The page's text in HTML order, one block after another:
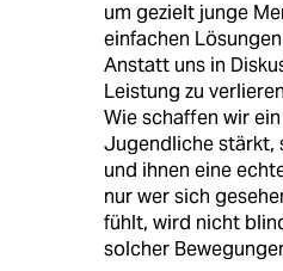
um gezielt junge
einfachen
Anstatt uns in
Leistung zu
Wie schaffen wir
Jugendliche stärkt,
und ihnen eine
nur wer sich
fühlt, wird nicht
solcher